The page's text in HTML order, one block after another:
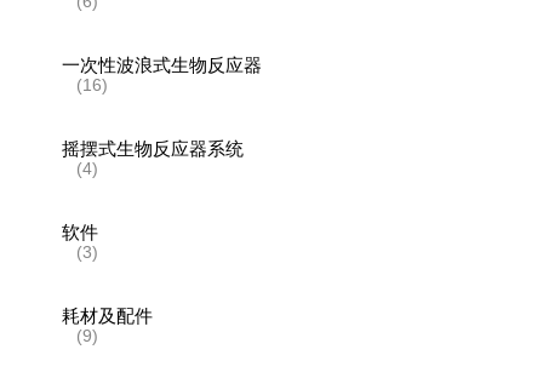
一次性波浪式生物反应器
(16)
摇摆式生物反应器系统
(4)
软件
(3)
耗材及配件
(9)